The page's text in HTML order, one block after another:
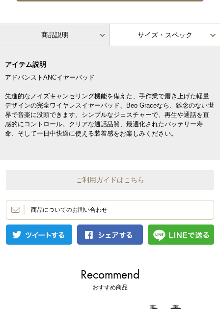
商品説明 サイズ・スペック
アイテム説明
アドバンストANCイヤーバッド
先進的なノイズキャンセリング機能を備えた、手作業で磨き上げた軽量
デザインの完全ワイヤレスイヤーバッド、Beo Graceなら、雑念のない世
界で音楽に没頭できます。シンプルなジェスチャーで、再生や通話を直
感的にコントロール。クリアな通話品質、最適化されたバッテリー寿
命、そして一日中快適に使える装着感をお楽しみください。
ご利用ガイドはこちら
商品についてのお問い合わせ
Recommend
おすすめ商品